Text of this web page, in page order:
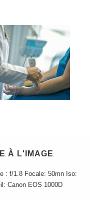
À L'IMAGE
: f/1.8 Focale: 50mn Iso:
Canon EOS 1000D